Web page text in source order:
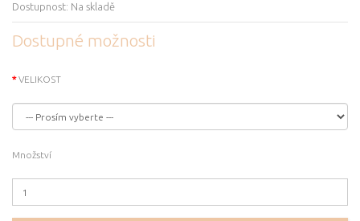
Dostupnost: Na skladě
Dostupné možnosti
VELIKOST
Množství